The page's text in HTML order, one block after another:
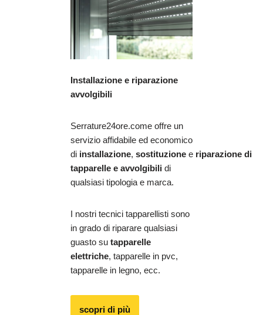
Installazione e riparazione
avvolgibili
Serrature24ore.come offre un
servizio affidabile ed economico
di installazione, sostituzione e riparazione di
tapparelle e avvolgibili di
qualsiasi tipologia e marca.
I nostri tecnici tapparellisti sono
in grado di riparare qualsiasi
guasto su tapparelle
elettriche, tapparelle in pvc,
tapparelle in legno, ecc.
scopri di più